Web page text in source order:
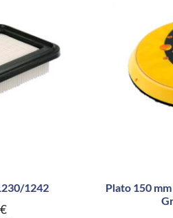
1242
€
Plato 150